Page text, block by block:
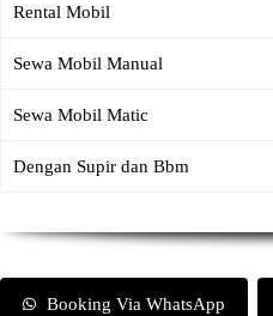
Rental Mobil
Sewa Mobil Manual
Sewa Mobil Matic
Dengan Supir dan Bbm
Booking Via WhatsApp